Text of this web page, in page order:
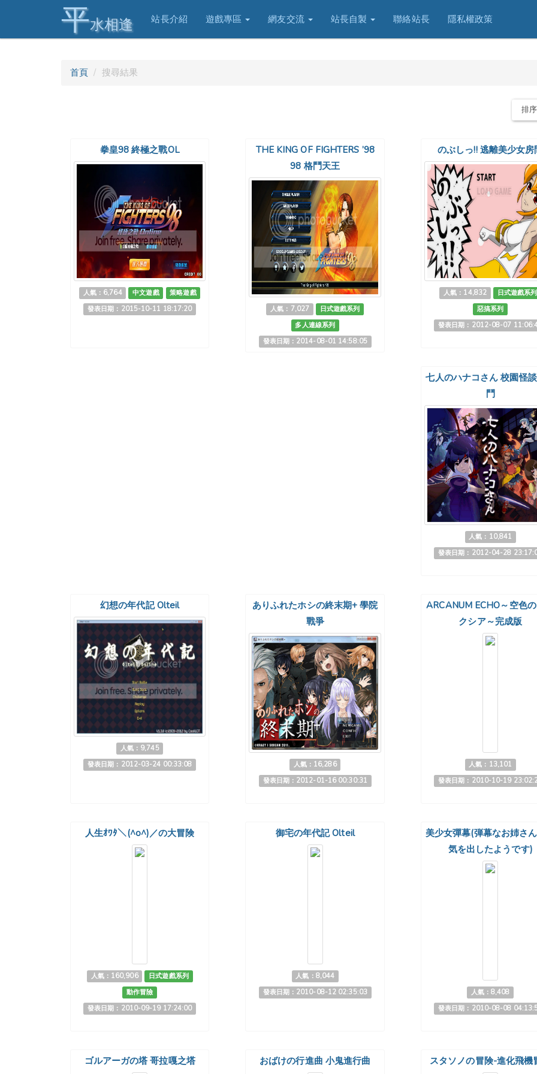
平水相逢 站長介紹 遊戲專區 網友交流 站長自製 聯絡站長 隱私權政策
首頁 搜尋結果
排
拳皇98 終極之戰OL
人氣：6,764 中文遊戲
策略遊戲
發表日期：2015-10-11 18:17:20
THE KING OF FIGHTERS ’98
98 格鬥天王
人氣：7,027
日式遊戲系列
多人連線系列
發表日期：2014-08-01 14:58:05
のぶしっ!! 逃離美少女房
人氣：14,832
日式遊戲系列
惡搞系列
發表日期：2012-08-07
七人のハナコさん 校園怪
鬥
人氣：10,841
發表日期：2012-04-28
幻想の年代記 Olteil
人氣：9,745
發表日期：2012-03-24 00:33:08
ありふれたホシの終末期+ 學院
戰爭
人氣：16,286
發表日期：2012-01-16 00:30:31
ARCANUM ECHO～空色
クシア～完成版
人氣：13,101
發表日期：2010-10-19
人生ｵﾜﾀ＼(^o^)／の大冒険
人氣：160,906
日式遊戲系列
動作冒險
發表日期：2010-09-19 17:24:00
御宅の年代記 Olteil
人氣：8,044
發表日期：2010-08-12 02:35:03
美少女彈幕(弾幕なお姉さ
気を出したようです)
人氣：8,408
發表日期：2010-08-08
ゴルアーガの塔 哥拉嘎之塔 おばけの行進曲 小鬼進行曲 スタソノの冒険-進化飛機